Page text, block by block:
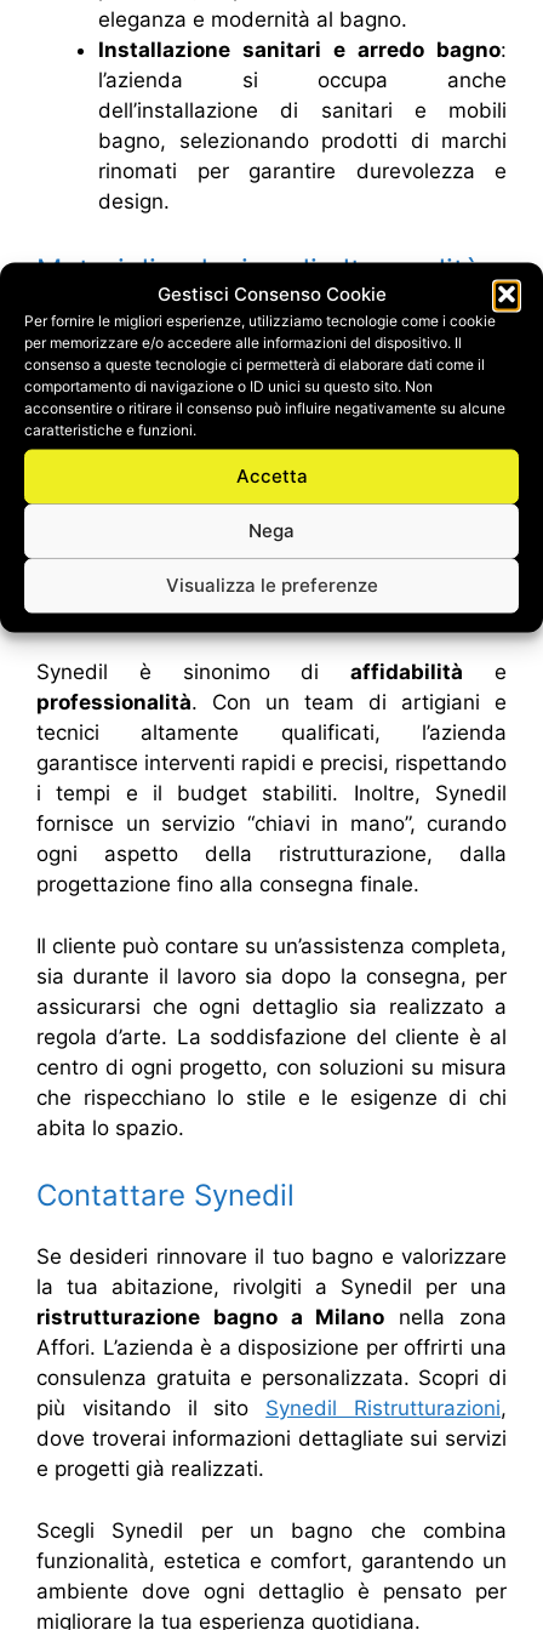
Gestisci Consenso Cookie
Per fornire le migliori esperienze, utilizziamo tecnologie come i cookie
per memorizzare e/o accedere alle informazioni del dispositivo. Il
consenso a queste tecnologie ci permetterà di elaborare dati come il
comportamento di navigazione o ID unici su questo sito. Non
acconsentire o ritirare il consenso può influire negativamente su alcune
caratteristiche e funzioni.
Accetta
Nega
Visualizza le preferenze
eleganza e modernità al bagno.
Installazione sanitari e arredo bagno:
l’azienda si occupa anche
dell’installazione di sanitari e mobili
bagno, selezionando prodotti di marchi
rinomati per garantire durevolezza e
design.
Materiali e design di alta qualità
Synedil si distingue per l’utilizzo dimateriali di
prima sceltae tecnologie avanzate che
assicurano la massima resistenza e facilità di
manutenzione. Che si tratti di un bagno in stile
moderno, classico o minimalista, Synedil è in
grado di trasformare ogni ambiente in un luogo
di relax e benessere, dove comfort ed estetica
convivono in perfetta armonia.
Perché scegliere Synedil
Synedil è sinonimo diaffidabilità e
professionalità. Con un team di artigiani e
tecnici altamente qualificati, l’azienda
garantisce interventi rapidi e precisi, rispettando
i tempi e il budget stabiliti. Inoltre, Synedil
fornisce un servizio “chiavi in mano”, curando
ogni aspetto della ristrutturazione, dalla
progettazione fino alla consegna finale.
Il cliente può contare su un’assistenza completa,
sia durante il lavoro sia dopo la consegna, per
assicurarsi che ogni dettaglio sia realizzato a
regola d’arte. La soddisfazione del cliente è al
centro di ogni progetto, con soluzioni su misura
che rispecchiano lo stile e le esigenze di chi
abita lo spazio.
Contattare Synedil
Se desideri rinnovare il tuo bagno e valorizzare
la tua abitazione, rivolgiti a Synedil per una
ristrutturazione bagno a Milano nella zona
Affori. L’azienda è a disposizione per offrirti una
consulenza gratuita e personalizzata. Scopri di
più visitando il sito Synedil Ristrutturazioni,
dove troverai informazioni dettagliate sui servizi
e progetti già realizzati.
Scegli Synedil per un bagno che combina
funzionalità, estetica e comfort, garantendo un
ambiente dove ogni dettaglio è pensato per
migliorare la tua esperienza quotidiana.